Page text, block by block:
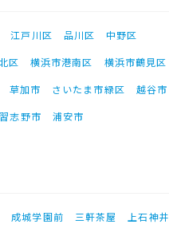
江戸川区 品川区
中野区
区 横浜市港南区 横浜市鶴見区
草加市 さいたま市緑区
越谷市
習志野市 浦安市
成城学園前 三軒茶屋 上石神井